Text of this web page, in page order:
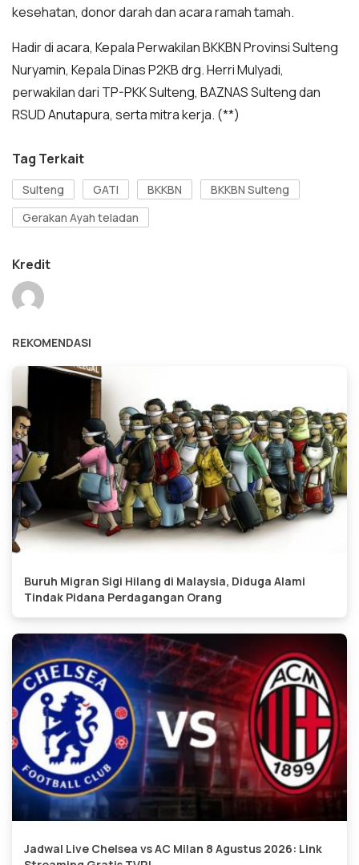
kesehatan, donor darah dan acara ramah tamah.
Hadir di acara, Kepala Perwakilan BKKBN Provinsi Sulteng
Nuryamin, Kepala Dinas P2KB drg. Herri Mulyadi,
perwakilan dari TP-PKK Sulteng, BAZNAS Sulteng dan
RSUD Anutapura, serta mitra kerja. (**)
Tag Terkait
Sulteng GATI BKKBN
BKKBN Sulteng
Gerakan Ayah teladan
Kredit
REKOMENDASI
Buruh Migran Sigi Hilang di Malaysia, Diduga Alami
Tindak Pidana Perdagangan Orang
Jadwal Live Chelsea vs AC Milan 8 Agustus 2026: Link